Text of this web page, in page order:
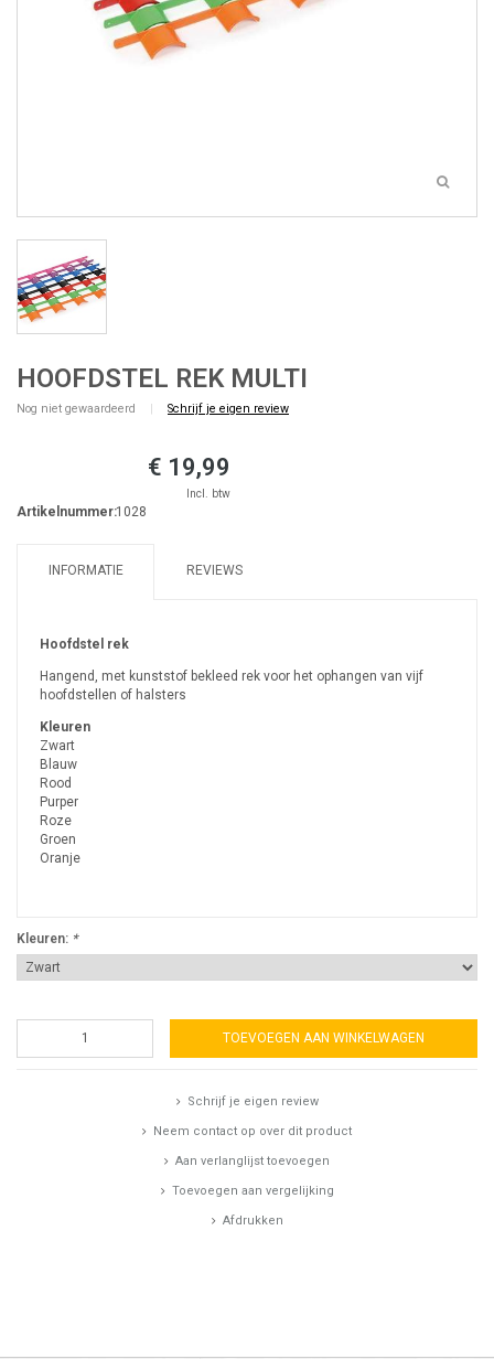
HOOFDSTEL REK MULTI
Nog niet gewaardeerd Schrijf je eigen review
€ 19,99
Incl. btw
Artikelnummer:1028
INFORMATIE REVIEWS
Hoofdstel rek
Hangend, met kunststof bekleed rek voor het ophangen van vijf
hoofdstellen of halsters
Kleuren
Zwart
Blauw
Rood
Purper
Roze
Groen
Oranje
Kleuren: *
TOEVOEGEN AAN WINKELWAGEN
Schrijf je eigen review
Neem contact op over dit product
Aan verlanglijst toevoegen
Toevoegen aan vergelijking
Afdrukken